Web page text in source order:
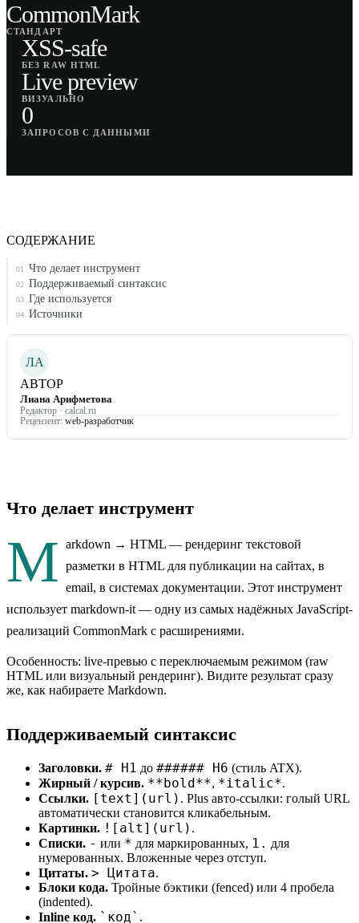
CommonMark
СТАНДАРТ
XSS-safe
БЕЗ RAW HTML
Live preview
ВИЗУАЛЬНО
0
ЗАПРОСОВ С ДАННЫМИ
СОДЕРЖАНИЕ
01 Что делает инструмент
02 Поддерживаемый синтаксис
03 Где используется
04 Источники
ЛА
АВТОР
Лиана Арифметова
Редактор · calcal.ru
Рецензент: web-разработчик
Что делает инструмент
M arkdown → HTML — рендеринг текстовой
разметки в HTML для публикации на сайтах, в
email, в системах документации. Этот инструмент
использует markdown-it — одну из самых надёжных JavaScript-
реализаций CommonMark с расширениями.
Особенность: live-превью с переключаемым режимом (raw
HTML или визуальный рендеринг). Видите результат сразу
же, как набираете Markdown.
Поддерживаемый синтаксис
Заголовки. # H1 до ###### H6 (стиль ATX).
Жирный / курсив. **bold**, *italic*.
Ссылки. [text](url) . Plus авто-ссылки: голый URL
автоматически становится кликабельным.
Картинки. ![alt](url) .
Списки. - или * для маркированных, 1. для
нумерованных. Вложенные через отступ.
Цитаты. > Цитата.
Блоки кода. Тройные бэктики (fenced) или 4 пробела
(indented).
Inline код. `код` .